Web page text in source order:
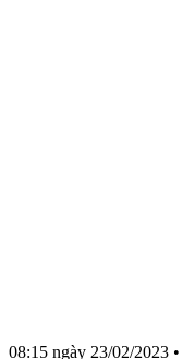
08:15 ngày 23/02/2023 •